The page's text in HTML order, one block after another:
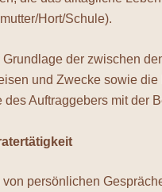
Hort/Schule).
der zwischen
und Zwecke sowie
Auftraggebers mit der
persönlichen